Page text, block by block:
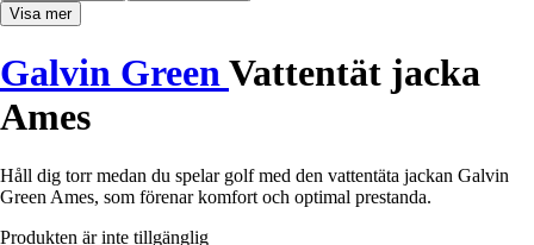
Visa mer
Galvin GreenVattentät jacka
Ames
Håll dig torr medan du spelar golf med den vattentäta jackan Galvin
Green Ames, som förenar komfort och optimal prestanda.
Produkten är inte tillgänglig